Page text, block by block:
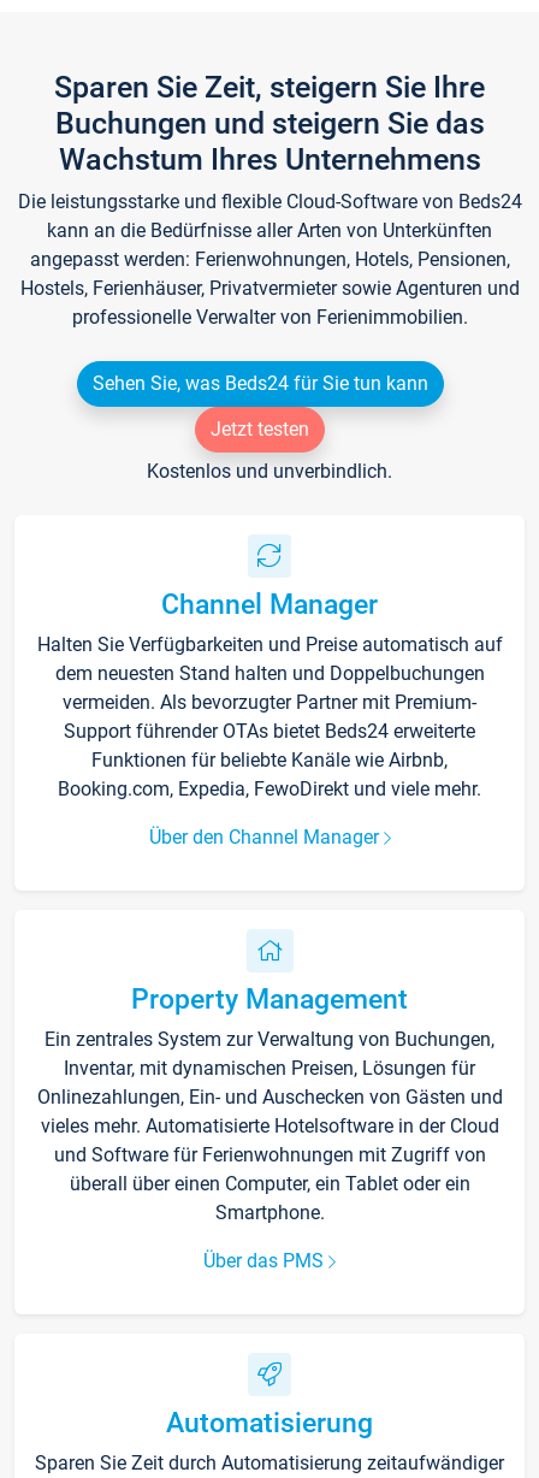
Sparen Sie Zeit, steigern Sie Ihre
Buchungen und steigern Sie das
Wachstum Ihres Unternehmens
Die leistungsstarke und flexible Cloud-Software von Beds24
kann an die Bedürfnisse aller Arten von Unterkünften
angepasst werden: Ferienwohnungen, Hotels, Pensionen,
Hostels, Ferienhäuser, Privatvermieter sowie Agenturen und
professionelle Verwalter von Ferienimmobilien.
Sehen Sie, was Beds24 für Sie tun kann
Jetzt testen
Kostenlos und unverbindlich.
Channel Manager
Halten Sie Verfügbarkeiten und Preise automatisch auf
dem neuesten Stand halten und Doppelbuchungen
vermeiden. Als bevorzugter Partner mit Premium-
Support führender OTAs bietet Beds24 erweiterte
Funktionen für beliebte Kanäle wie Airbnb,
Booking.com, Expedia, FewoDirekt und viele mehr.
Über den Channel Manager
Property Management
Ein zentrales System zur Verwaltung von Buchungen,
Inventar, mit dynamischen Preisen, Lösungen für
Onlinezahlungen, Ein- und Auschecken von Gästen und
vieles mehr. Automatisierte Hotelsoftware in der Cloud
und Software für Ferienwohnungen mit Zugriff von
überall über einen Computer, ein Tablet oder ein
Smartphone.
Über das PMS
Automatisierung
Sparen Sie Zeit durch Automatisierung zeitaufwändiger